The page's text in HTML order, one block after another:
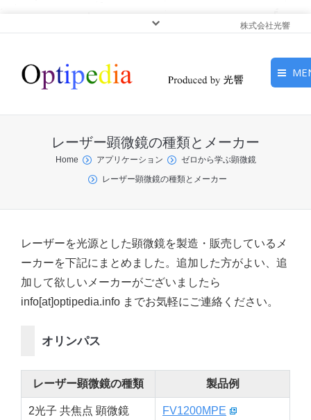
株式会社光響
ピックアップ
光基礎・光源
ン
サービス
レーザー顕微鏡の種類とメーカー
You are here:
Home アプリケーション
ゼロから学ぶ顕微鏡
レーザー顕微鏡の種類とメーカー
レーザーを光源とした顕微鏡を製造・販売しているメ
ーカーを下記にまとめました。追加した方がよい、追
加して欲しいメーカーがございましたら
info[at]optipedia.info までお気軽にご連絡ください。
オリンパス
レーザー顕微鏡の種類 製品例
2光子 共焦点 顕微鏡 FV1200MPE